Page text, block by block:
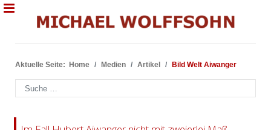
Aktuelle Seite: Home Medien Artikel Bild Welt Aiwanger
Suchen